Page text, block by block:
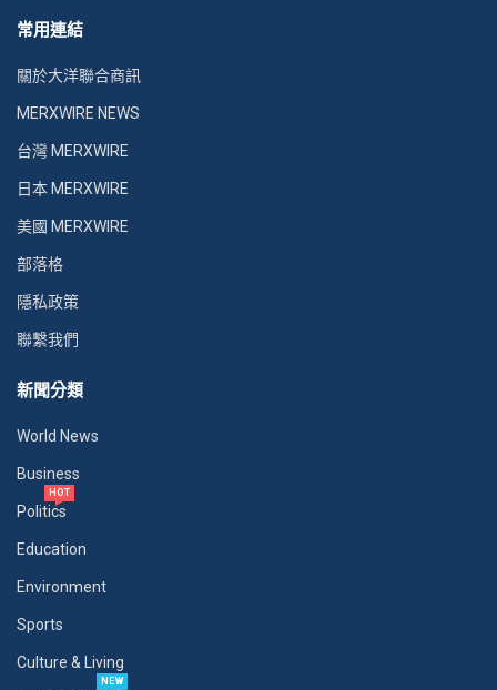
常用連結
關於大洋聯合商訊
MERXWIRE NEWS
台灣 MERXWIRE
日本 MERXWIRE
美國 MERXWIRE
部落格
隱私政策
聯繫我們
新聞分類
World News
Business
Politics
HOT
Education
Environment
Sports
Culture & Living
NEW